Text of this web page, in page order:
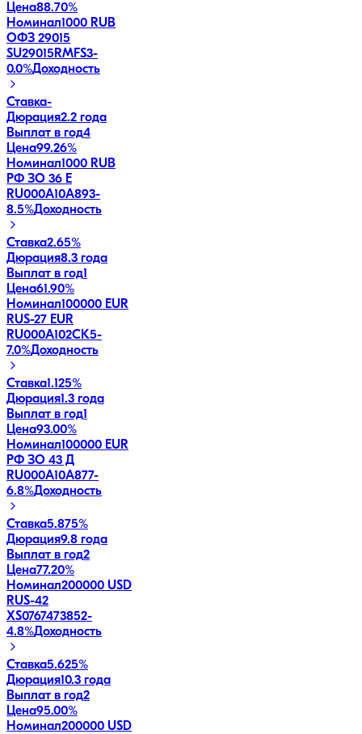
Цена88.70%
Номинал1000 RUB
ОФЗ 29015
SU29015RMFS3-
0.0%Доходность
Ставка-
Дюрация2.2 года
Выплат в год4
Цена99.26%
Номинал1000 RUB
РФ ЗО 36 Е
RU000A10A893-
8.5%Доходность
Ставка2.65%
Дюрация8.3 года
Выплат в год1
Цена61.90%
Номинал100000 EUR
RUS-27 EUR
RU000A102CK5-
7.0%Доходность
Ставка1.125%
Дюрация1.3 года
Выплат в год1
Цена93.00%
Номинал100000 EUR
РФ ЗО 43 Д
RU000A10A877-
6.8%Доходность
Ставка5.875%
Дюрация9.8 года
Выплат в год2
Цена77.20%
Номинал200000 USD
RUS-42
XS0767473852-
4.8%Доходность
Ставка5.625%
Дюрация10.3 года
Выплат в год2
Цена95.00%
Номинал200000 USD